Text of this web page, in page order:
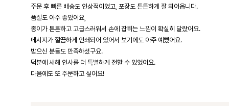
주문 후 빠른 배송도 인상적이었고, 포장도 튼튼하게 잘 되어옵니다.
품질도 아주 좋았어요,
종이가 튼튼하고 고급스러워서 손에 잡히는 느낌이 확실히 달랐어요.
메시지가 깔끔하게 인쇄되어 있어서 보기에도 아주 예뻤어요.
받으신 분들도 만족하셨구요.
덕분에 새해 인사를 더 특별하게 전할 수 있었어요.
다음에도 또 주문하고 싶어요!